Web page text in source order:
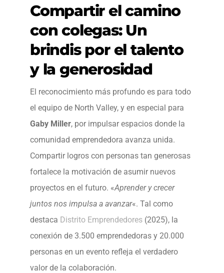
Compartir el camino
con colegas: Un
brindis por el talento
y la generosidad
El reconocimiento más profundo es para todo
el equipo de North Valley, y en especial para
Gaby Miller, por impulsar espacios donde la
comunidad emprendedora avanza unida.
Compartir logros con personas tan generosas
fortalece la motivación de asumir nuevos
proyectos en el futuro. «Aprender y crecer
juntos nos impulsa a avanzar«. Tal como
destaca Distrito Emprendedores (2025), la
conexión de 3.500 emprendedoras y 20.000
personas en un evento refleja el verdadero
valor de la colaboración.